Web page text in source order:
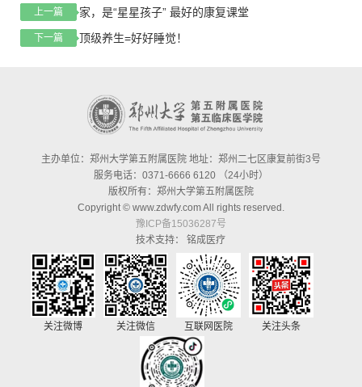
上一篇 家，是“星星孩子” 最好的康复课堂
下一篇 顶级养生=好好睡觉！
关注微博 关注微信 互联网医院 关注头条
主办单位：郑州大学第五附属医院 地址：郑州二七区康复前街3号
服务电话：0371-6666 6120 （24小时）
版权所有：郑州大学第五附属医院
Copyright © www.zdwfy.com All rights reserved.
豫ICP备15036287号
技术支持：铭成医疗